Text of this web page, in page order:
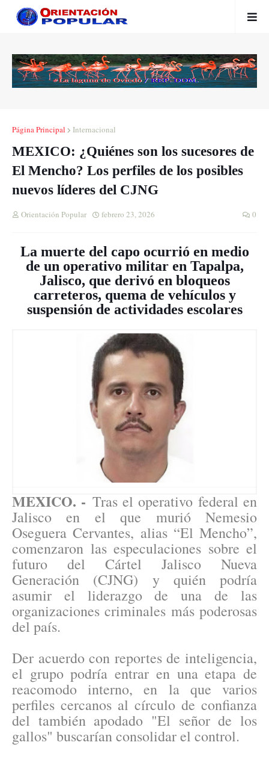
Página Principal Internacional
MEXICO: ¿Quiénes son los sucesores de
El Mencho? Los perfiles de los posibles
nuevos líderes del CJNG
Orientación Popular febrero 23, 2026 0
La muerte del capo ocurrió en medio
de un operativo militar en Tapalpa,
Jalisco, que derivó en bloqueos
carreteros, quema de vehículos y
suspensión de actividades escolares
MEXICO. - Tras el operativo federal en
Jalisco en el que murió Nemesio
Oseguera Cervantes, alias “El Mencho”,
comenzaron las especulaciones sobre el
futuro del Cártel Jalisco Nueva
Generación (CJNG) y quién podría
asumir el liderazgo de una de las
organizaciones criminales más poderosas
del país.
Der acuerdo con reportes de inteligencia,
el grupo podría entrar en una etapa de
reacomodo interno, en la que varios
perfiles cercanos al círculo de confianza
del también apodado "El señor de los
gallos" buscarían consolidar el control.